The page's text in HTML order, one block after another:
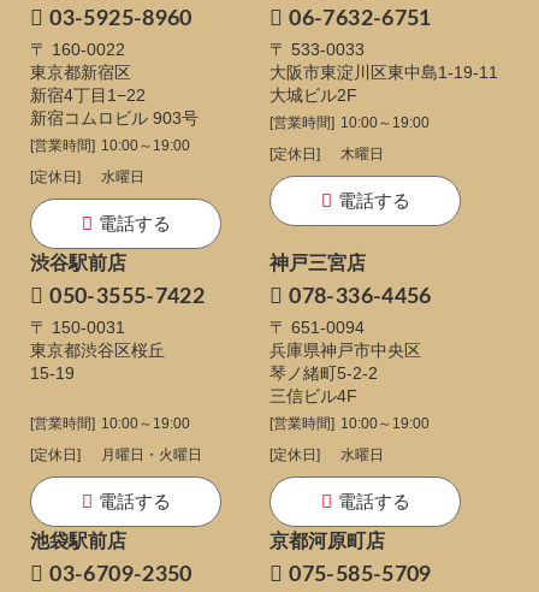
03-5925-8960
〒 160-0022
東京都新宿区
新宿4丁目1−22
新宿コムロビル 903号
[営業時間] 10:00～19:00
[定休日]
水曜日
電話する
06-7632-6751
〒 533-0033
大阪市東淀川区東中島1-19-11
大城ビル2F
[営業時間] 10:00～19:00
[定休日]
木曜日
電話する
渋谷駅前店
050-3555-7422
〒 150-0031
東京都渋谷区桜丘
15-19
[営業時間] 10:00～19:00
[定休日]
月曜日・火曜日
電話する
神戸三宮店
078-336-4456
〒 651-0094
兵庫県神戸市中央区
琴ノ緒町5-2-2
三信ビル4F
[営業時間] 10:00～19:00
[定休日]
水曜日
電話する
池袋駅前店
03-6709-2350
京都河原町店
075-585-5709